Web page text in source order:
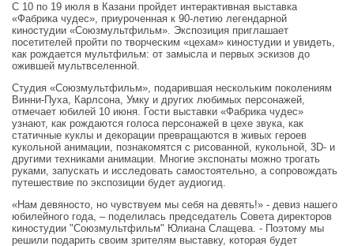
C 10 по 19 июля в Казани пройдет интерактивная выставка
«Фабрика чудес», приуроченная к 90-летию легендарной
киностудии «Союзмультфильм». Экспозиция приглашает
посетителей пройти по творческим «цехам» киностудии и увидеть,
как рождается мультфильм: от замысла и первых эскизов до
ожившей мультвселенной.
Студия «Союзмультфильм», подарившая нескольким поколениям
Винни-Пуха, Карлсона, Умку и других любимых персонажей,
отмечает юбилей 10 июня. Гости выставки «Фабрика чудес»
узнают, как рождаются голоса персонажей в цехе звука, как
статичные куклы и декорации превращаются в живых героев
кукольной анимации, познакомятся с рисованной, кукольной, 3D- и
другими техниками анимации. Многие экспонаты можно трогать
руками, запускать и исследовать самостоятельно, а сопровождать
путешествие по экспозиции будет аудиогид.
«Нам девяносто, но чувствуем мы себя на девять!» - девиз нашего
юбилейного года, – поделилась председатель Совета директоров
киностудии "Союзмультфильм" Юлиана Слащева. - Поэтому мы
решили подарить своим зрителям выставку, которая будет